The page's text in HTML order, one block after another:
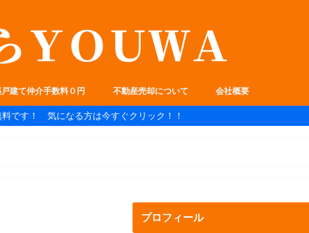
建て仲介手数料０円 不動産売却について 会社概要
です！ 気になる方は今すぐクリック！！
プロフィール